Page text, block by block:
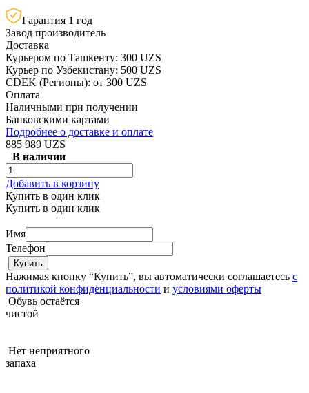
Гарантия 1 год
Завод производитель
Доставка
Курьером по Ташкенту: 300 UZS
Курьер по Узбекистану: 500 UZS
CDEK (Регионы): от 300 UZS
Оплата
Наличными при получении
Банковскими картами
Подробнее о доставке и оплате
885 989 UZS
В наличии
Добавить в корзину
Купить в один клик
Купить в один клик
Имя
Телефон
Нажимая кнопку “Купить”, вы автоматически соглашаетесь с
политикой конфиденциальности и условиями оферты
Обувь остаётся
чистой
Нет неприятного
запаха